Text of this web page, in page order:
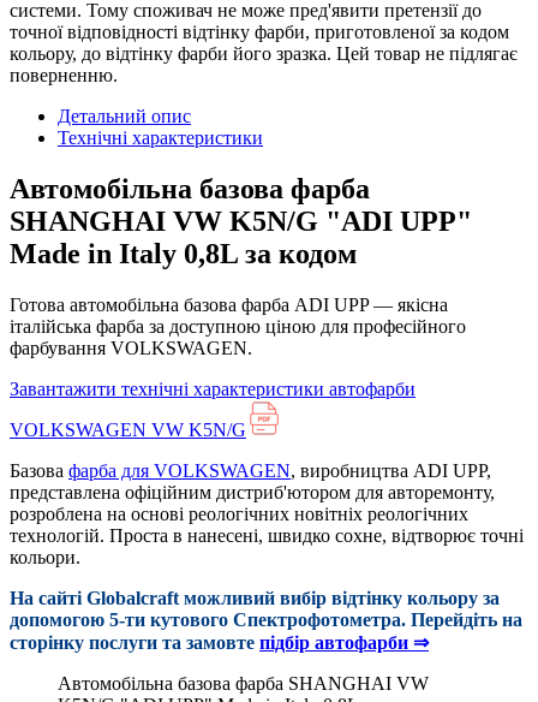
системи. Тому споживач не може пред'явити претензії до
точної відповідності відтінку фарби, приготовленої за кодом
кольору, до відтінку фарби його зразка. Цей товар не підлягає
поверненню.
Детальний опис
Технічні характеристики
Автомобільна базова фарба
SHANGHAI VW K5N/G "ADI UPP"
Made in Italy 0,8L за кодом
Готова автомобільна базова фарба ADI UPP — якісна
італійська фарба за доступною ціною для професійного
фарбування VOLKSWAGEN.
Завантажити технічні характеристики автофарби
VOLKSWAGEN VW K5N/G
Базова фарба для VOLKSWAGEN, виробництва ADI UPP,
представлена офіційним дистриб'ютором для авторемонту,
розроблена на основі реологічних новітніх реологічних
технологій. Проста в нанесені, швидко сохне, відтворює точні
кольори.
На сайті Globalcraft можливий вибір відтінку кольору за
допомогою 5-ти кутового Cпектрофотометра. Перейдіть на
сторінку послуги та замовте підбір автофарби ⇒
Автомобільна базова фарба SHANGHAI VW